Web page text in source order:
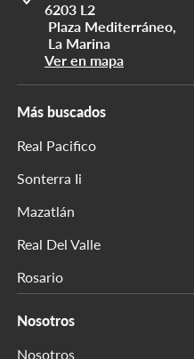
Más buscados
Real Pacifico
Sonterra Ii
Mazatlán
Real Del Valle
Rosario
Nosotros
Nosotros
6203 L2
Plaza Mediterráneo,
La Marina
Ver en mapa